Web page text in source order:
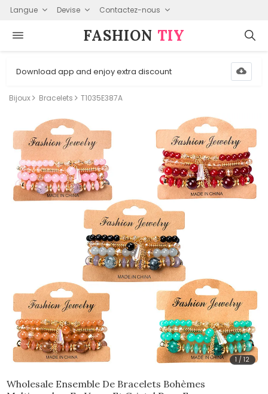
Langue Devise Contactez-nous
FASHION⁠ TIY
Download app and enjoy extra discount
Bijoux Bracelets T1035E387A
1 /12
Wholesale Ensemble De Bracelets Bohèmes